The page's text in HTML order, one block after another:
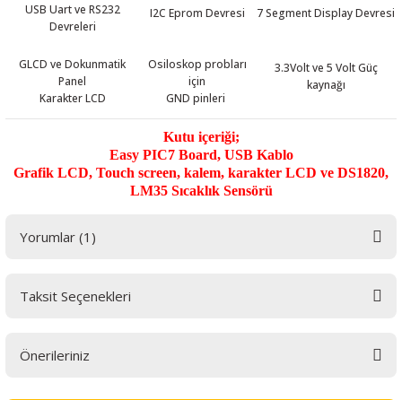
USB Uart ve RS232
Devreleri
I2C Eprom Devresi 7 Segment Display Devresi
GLCD ve Dokunmatik
Panel
Karakter LCD
Osiloskop probları
için
GND pinleri
3.3Volt ve 5 Volt Güç
kaynağı
Kutu içeriği;
Easy PIC7 Board, USB Kablo
Grafik LCD, Touch screen, kalem, karakter LCD ve DS1820,
LM35 Sıcaklık Sensörü
Yorumlar (1)
Taksit Seçenekleri
Önerileriniz